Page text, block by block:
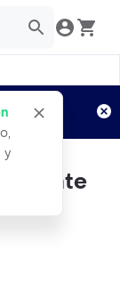
y
TyC
Tomate